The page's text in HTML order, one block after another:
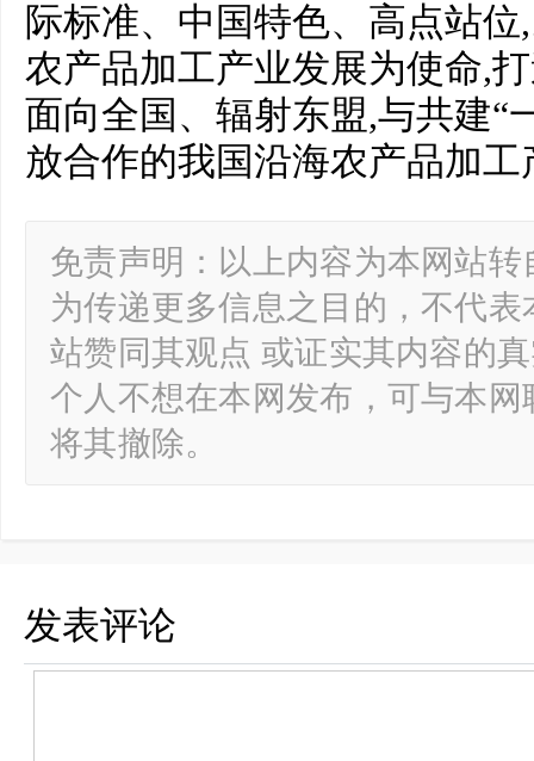
际标准、中国特色、高点站
农产品加工产业发展为使命,
面向全国、辐射东盟,与共建“
放合作的我国沿海农产品加
免责声明：以上内容为本网站
为传递更多信息之目的，不代
站赞同其观点 或证实其内容的
个人不想在本网发布，可与本
将其撤除。
发表评论